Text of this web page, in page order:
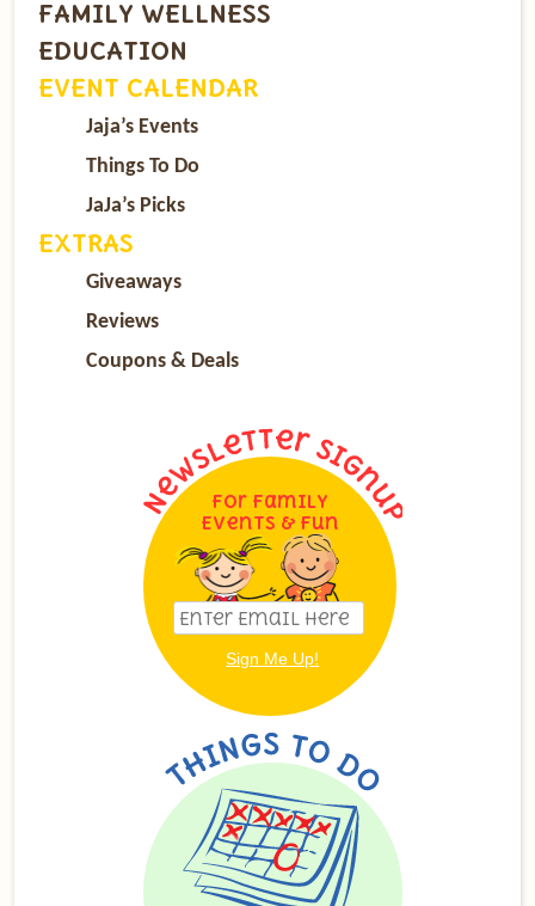
FAMILY WELLNESS
EDUCATION
EVENT CALENDAR
Jaja’s Events
Things To Do
JaJa’s Picks
EXTRAS
Giveaways
Reviews
Coupons & Deals
For Family
Events & Fun